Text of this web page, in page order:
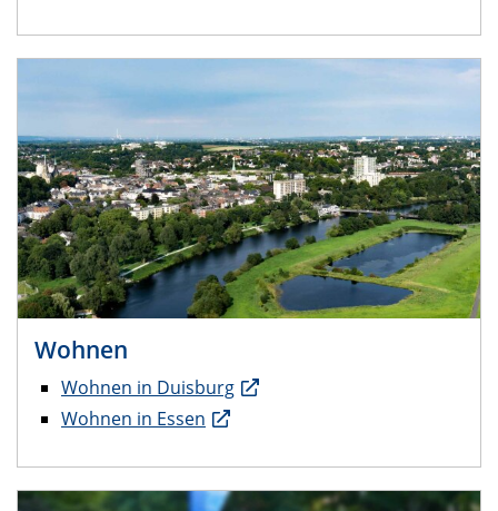
Wohnen
Wohnen in Duisburg
Wohnen in Essen